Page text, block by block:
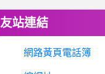
友站連結
網路黃頁電話簿